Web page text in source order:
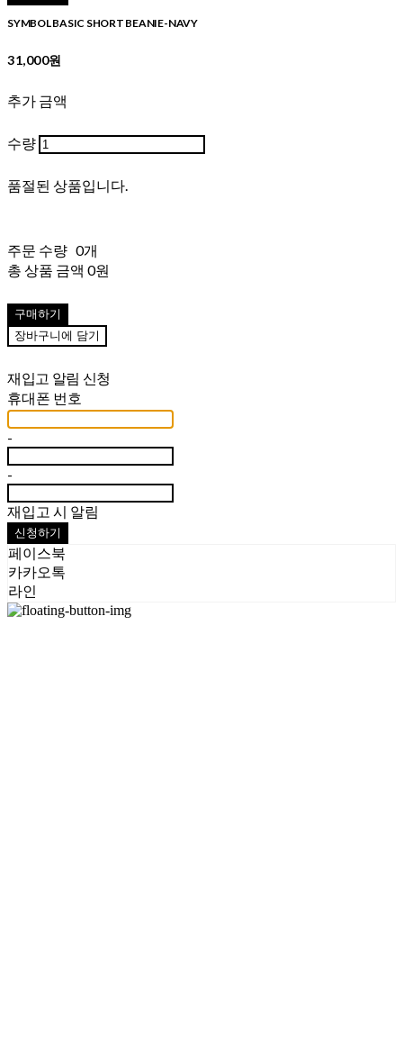
SYMBOL BASIC SHORT BEANIE-NAVY
31,000원
추가 금액
수량
품절된 상품입니다.
주문 수량 0개
총 상품 금액 0원
구매하기
장바구니에 담기
재입고 알림 신청
휴대폰 번호
-
-
재입고 시 알림
신청하기
페이스북
카카오톡
라인